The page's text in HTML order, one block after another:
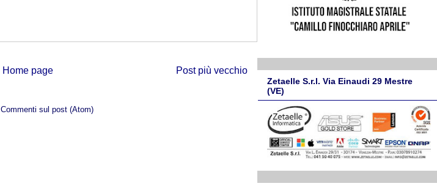
Post più vecchio
Home page
Commenti sul post (Atom)
Zetaelle S.r.l. Via Einaudi 29 Mestre
(VE)